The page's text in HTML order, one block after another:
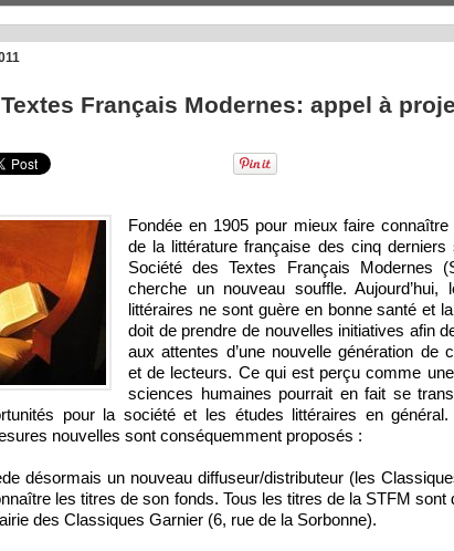
Français Modernes: appel à
Fondée en 1905 pour mieux faire
de la littérature française des cinq derniers
Société des Textes Français Modernes
cherche un nouveau souffle. Aujourd’hui,
littéraires ne sont guère en bonne santé et
doit de prendre de nouvelles initiatives afin
aux attentes d’une nouvelle génération de
et de lecteurs. Ce qui est perçu comme
sciences humaines pourrait en fait se
pour la société et les études littéraires en général.
nouvelles sont conséquemment proposés :
désormais un nouveau diffuseur/distributeur (les
les titres de son fonds. Tous les titres de la STFM sont
des Classiques Garnier (6, rue de la Sorbonne).